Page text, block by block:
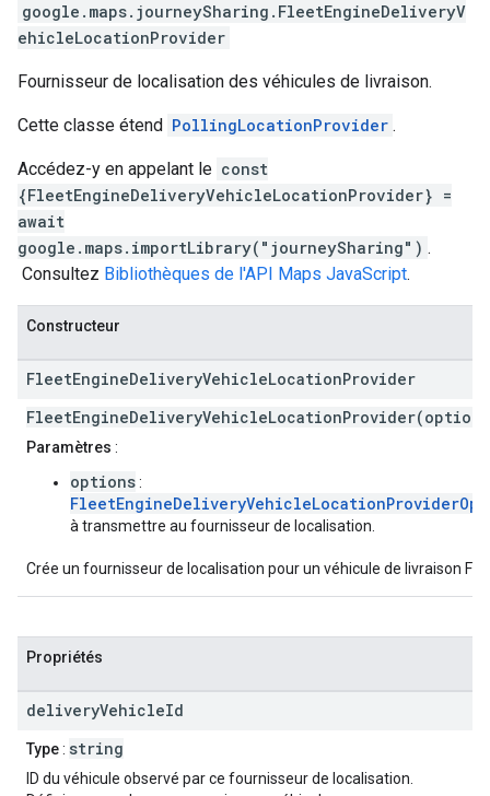
google.maps.journeySharing . FleetEngineDeliveryV
ehicleLocationProvider
Fournisseur de localisation des véhicules de livraison.
Cette classe étend PollingLocationProvider .
Accédez-y en appelant le const
{FleetEngineDeliveryVehicleLocationProvider} =
await
google.maps.importLibrary("journeySharing") .
Consultez Bibliothèques de l'API Maps JavaScript.
Constructeur
FleetEngineDeliveryVehicleLocationProvider
Paramètres :
options:
à transmettre au fournisseur de localisation.
Crée un fournisseur de localisation pour un véhicule de livraison
Propriétés
deliveryVehicleId
Type: string
ID du véhicule observé par ce fournisseur de localisation.